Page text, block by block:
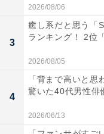
績が、その名を大
評価が高く、その
り、地域の誇りでも
回答者のコメント
スの偏差値を誇り、
の合格実績も非常に
が自慢できるから
2026/08/06
3
癒し系だと思う「
ランキング！ 2位
2026/08/05
4
「背まで高いと思
驚いた40代男性俳
2026/06/13